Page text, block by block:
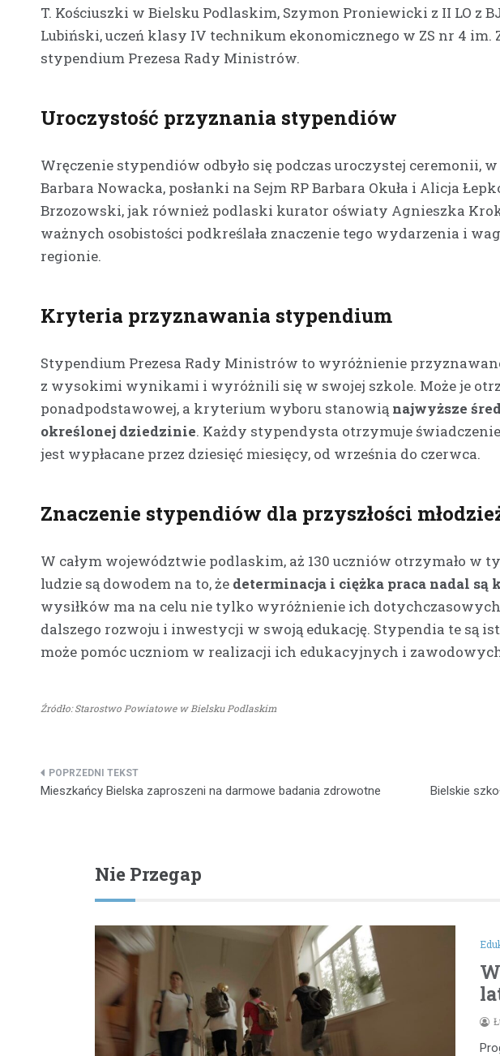
T. Kościuszki w Bielsku Podlaskim, Szymon Proniewicki z II LO z
Lubiński, uczeń klasy IV technikum ekonomicznego w ZS nr 4
stypendium Prezesa Rady Ministrów.
Uroczystość przyznania stypendiów
Wręczenie stypendiów odbyło się podczas uroczystej
Barbara Nowacka, posłanki na Sejm RP Barbara Okuła i Alicja
Brzozowski, jak również podlaski kurator oświaty Agnieszka
ważnych osobistości podkreślała znaczenie tego wydarzenia i
regionie.
Kryteria przyznawania stypendium
Stypendium Prezesa Rady Ministrów to wyróżnienie
z wysokimi wynikami i wyróżnili się w swojej szkole. Może je
ponadpodstawowej, a kryterium wyboru stanowią najwyższe
określonej dziedzinie. Każdy stypendysta otrzymuje
jest wypłacane przez dziesięć miesięcy, od września do czerwca.
Znaczenie stypendiów dla przyszłości
W całym województwie podlaskim, aż 130 uczniów otrzymało w
ludzie są dowodem na to, że determinacja i ciężka praca nadal są
wysiłków ma na celu nie tylko wyróżnienie ich dotychczasowych
dalszego rozwoju i inwestycji w swoją edukację. Stypendia te są
może pomóc uczniom w realizacji ich edukacyjnych i
Źródło: Starostwo Powiatowe w Bielsku Podlaskim
Nawigacja
Mieszkańcy Bielska zaproszeni na darmowe badania zdrowotne
Bielskie
Nie Przegap